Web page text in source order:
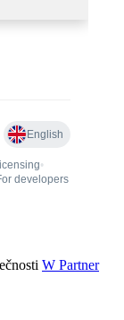
W Partner